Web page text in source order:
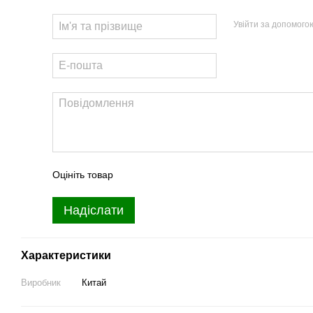
Увійти за
Оцініть товар
Надіслати
Характеристики
Виробник Китай